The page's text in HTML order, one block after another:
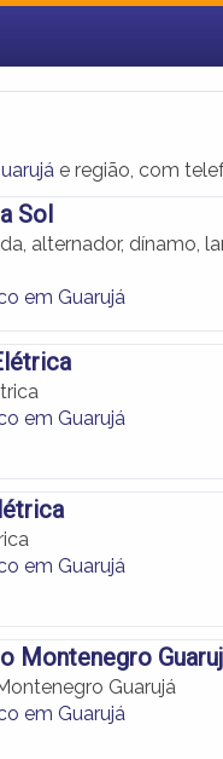
e região, com
Sol
alternador, dínamo,
em Guarujá
em Guarujá
em Guarujá
Montenegro
Guarujá
em Guarujá